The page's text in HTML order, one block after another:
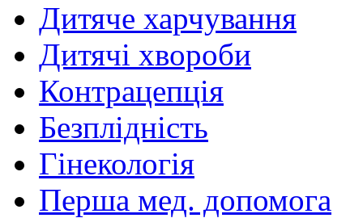
Дитяче харчування
Дитячі хвороби
Контрацепція
Безплідність
Гінекологія
Перша мед. допомога